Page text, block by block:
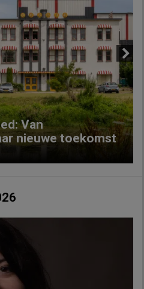
Van
nieuwe toekomst
Next